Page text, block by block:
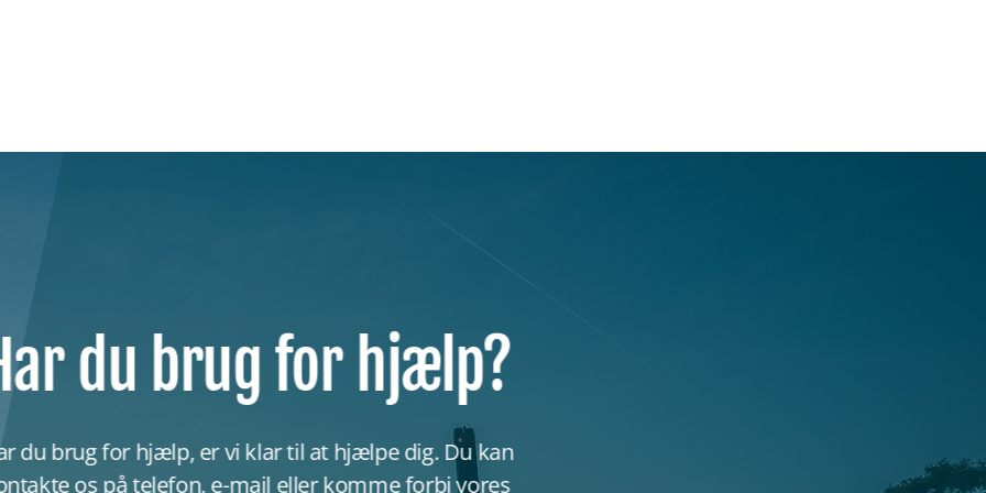
du brug for hjælp?
du brug for hjælp, er vi klar til at hjælpe dig. Du kan
os på telefon, e-mail eller komme forbi vores